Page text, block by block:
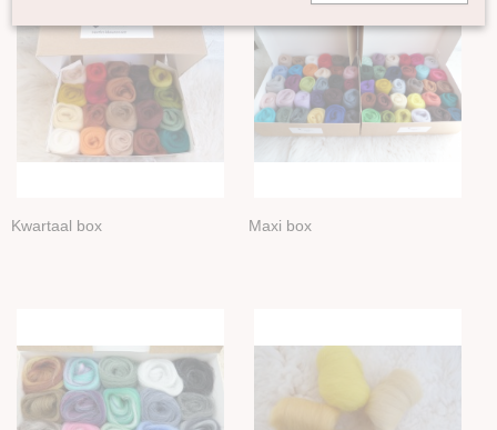
Melange Blue Faced Leicester lontwol
Yak vezels
Alpaca in lont
Diverse
Batts
Naturel-boxen
Alpaca Tussah zijde mix
Alpine Merino/Alpaca mix
Kwartaal box Maxi box